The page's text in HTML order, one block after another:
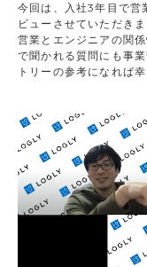
今回は、入社3年目で営
ビューさせていただきま
営業とエンジニアの関
で聞かれる質問にも事
トリーの参考になれば幸